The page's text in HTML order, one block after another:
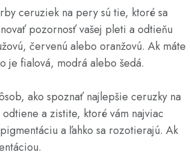
ceruziek na pery sú tie, ktoré sa
pozornosť vašej pleti a odtieňu
červenú alebo oranžovú. Ak máte
je fialová, modrá alebo šedá.
ako spoznať najlepšie ceruzky na
a zistite, ktoré vám najviac
a ľahko sa rozotierajú. Ak